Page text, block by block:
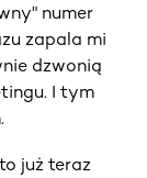
numer
zapala mi
dzwonią
I tym
już teraz